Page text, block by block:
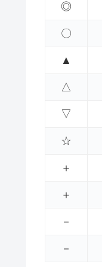
◎
〇
▲
△
▽
☆
＋
＋
－
－